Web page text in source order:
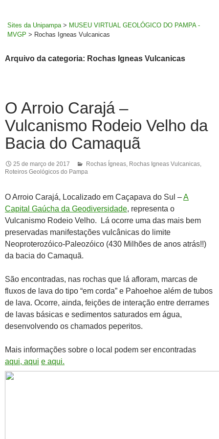
Sites da Unipampa > MUSEU VIRTUAL GEOLÓGICO DO PAMPA -
MVGP > Rochas Igneas Vulcanicas
Arquivo da categoria: Rochas Igneas Vulcanicas
O Arroio Carajá –
Vulcanismo Rodeio Velho da
Bacia do Camaquã
25 de março de 2017 Rochas Ígneas Rochas Igneas Vulcanicas
Roteiros Geológicos do Pampa
O Arroio Carajá, Localizado em Caçapava do Sul –A
Capital Gaúcha da Geodiversidade, representa o
Vulcanismo Rodeio Velho. Lá ocorre uma das mais bem
preservadas manifestações vulcânicas do limite
Neoproterozóico-Paleozóico (430 Milhões de anos atrás!!)
da bacia do Camaquã.
São encontradas, nas rochas que lá afloram, marcas de
fluxos de lava do tipo “em corda” e Pahoehoe além de tubos
de lava. Ocorre, ainda, feições de interação entre derrames
de lavas básicas e sedimentos saturados em água,
desenvolvendo os chamados peperitos.
Mais informações sobre o local podem ser encontradas
aqui, aqui e aqui.